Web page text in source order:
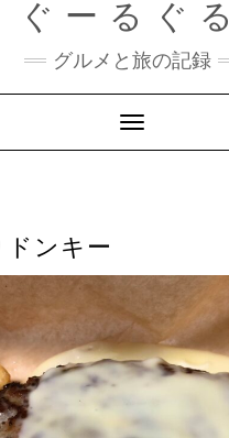
ぐーるぐる
グルメと旅の記録
Toggle
Navigation
ンキー